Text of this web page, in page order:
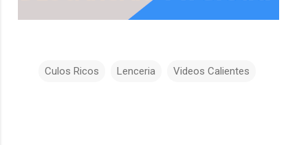
Culos Ricos Lenceria Videos Calientes